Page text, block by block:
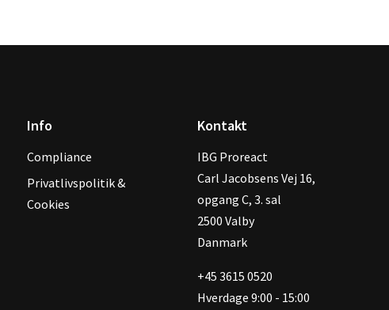
Info
Compliance
Privatlivspolitik &
Cookies
Kontakt
IBG Proreact
‍Carl Jacobsens Vej 16,
opgang C, 3. sal
2500 Valby
Danmark
+45 3615 0520
Hverdage 9:00 - 15:00